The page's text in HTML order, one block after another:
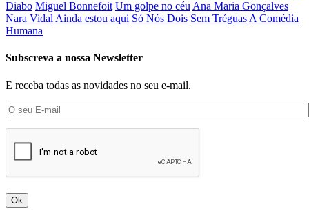
Diabo Miguel Bonnefoit Um golpe no céu Ana Maria Gonçalves
Nara Vidal Ainda estou aqui Só Nós Dois Sem Tréguas A Comédia
Humana
Subscreva a nossa Newsletter
E receba todas as novidades no seu e-mail.
Ok